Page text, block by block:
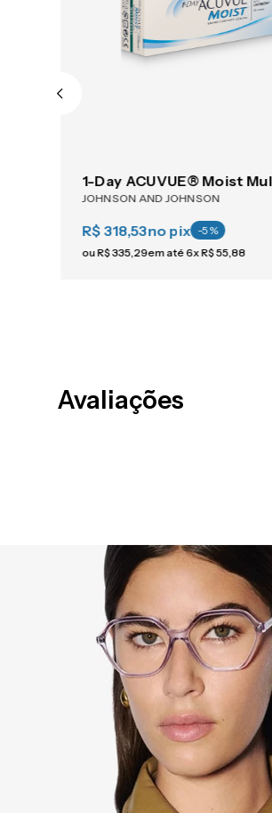
JOHNSON AND JOHNSON
R$ 318,53no pix -5%
ouR$335, 29em até6xR$55, 88
Avaliações